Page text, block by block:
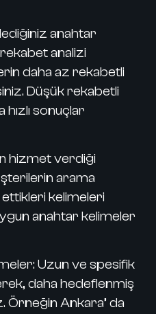
anahtar
analizi
daha az rekabetli
Düşük rekabetli
sonuçlar
hizmet verdiği
arama
ettikleri kelimeleri
anahtar kelimeler
Uzun ve spesifik
daha hedeflenmiş
Örneğin Ankara’ da